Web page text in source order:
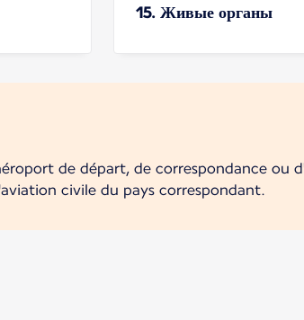
15. Живые органы
de départ, de correspondance ou
civile du pays correspondant.